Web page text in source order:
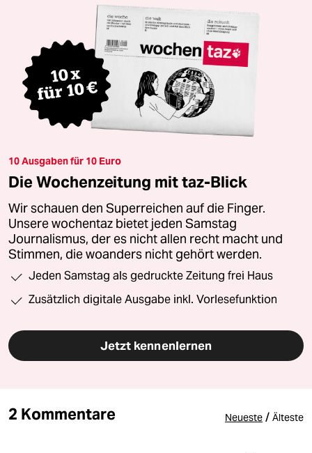
10 Ausgaben für 10 Euro
Die Wochenzeitung mit taz-Blick
Wir schauen den Superreichen auf die Finger.
Unsere wochentaz bietet jeden Samstag
Journalismus, der es nicht allen recht macht und
Stimmen, die woanders nicht gehört werden.
Jeden Samstag als gedruckte Zeitung frei Haus
Zusätzlich digitale Ausgabe inkl. Vorlesefunktion
Jetzt kennenlernen
2 Kommentare Neueste / Älteste